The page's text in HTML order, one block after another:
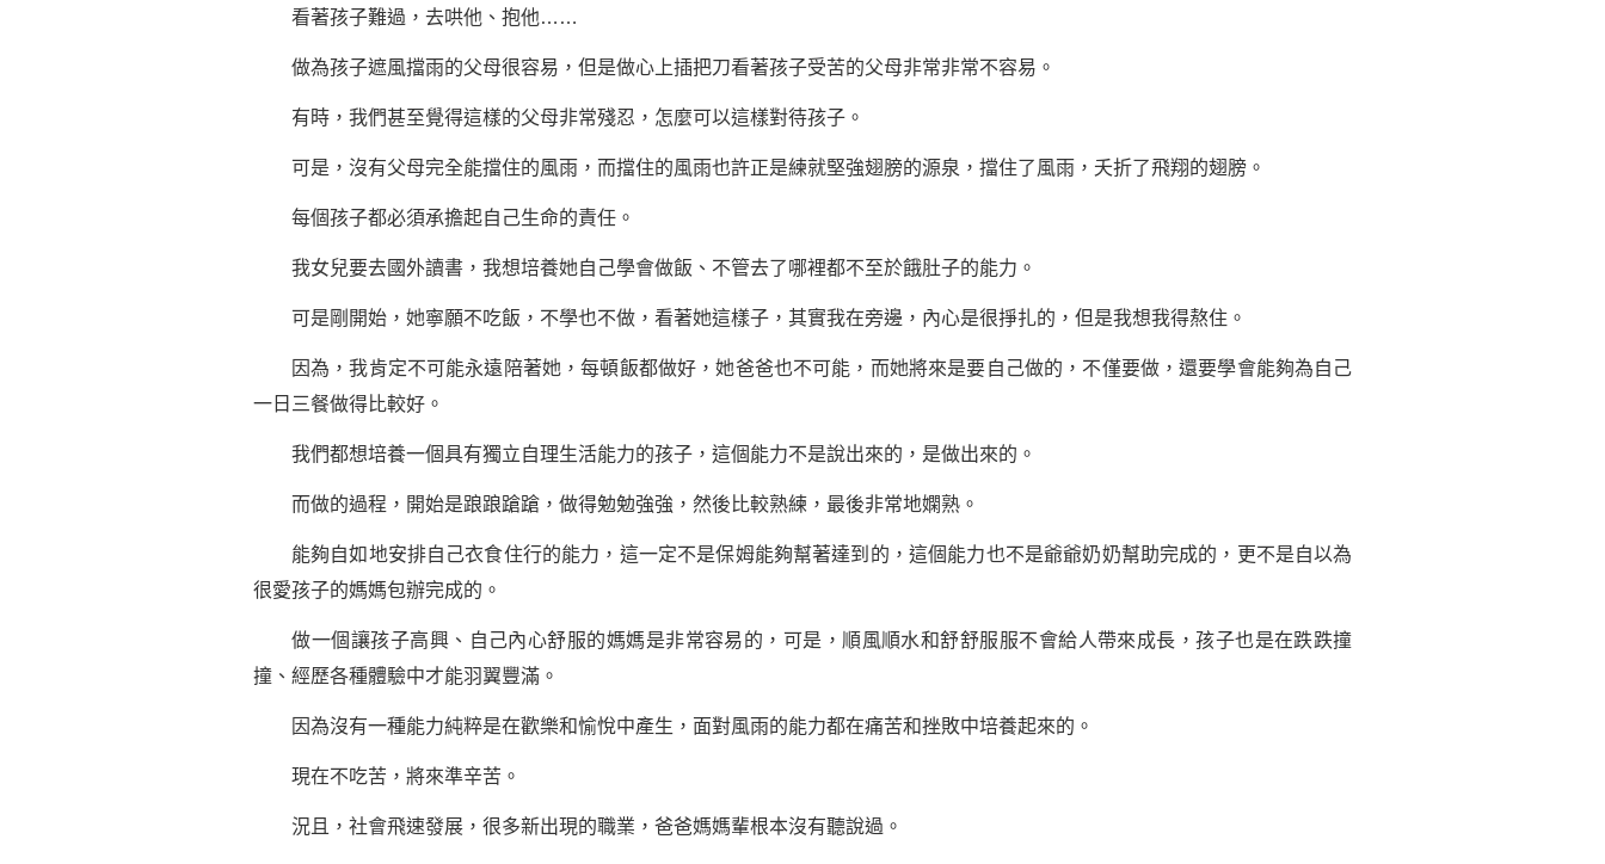
看著孩子難過，去哄他、抱他……
做為孩子遮風擋雨的父母很容易，但是做心上插把刀看著孩子受苦的父母非常非常不容易。
有時，我們甚至覺得這樣的父母非常殘忍，怎麼可以這樣對待孩子。
可是，沒有父母完全能擋住的風雨，而擋住的風雨也許正是練就堅強翅膀的源泉，擋住了風雨，夭折了飛翔的翅膀。
每個孩子都必須承擔起自己生命的責任。
我女兒要去國外讀書，我想培養她自己學會做飯、不管去了哪裡都不至於餓肚子的能力。
可是剛開始，她寧願不吃飯，不學也不做，看著她這樣子，其實我在旁邊，內心是很掙扎的，但是我想我得熬住。
因為，我肯定不可能永遠陪著她，每頓飯都做好，她爸爸也不可能，而她將來是要自己做的，不僅要做，還要學會能夠為自己
一日三餐做得比較好。
我們都想培養一個具有獨立自理生活能力的孩子，這個能力不是說出來的，是做出來的。
而做的過程，開始是踉踉蹌蹌，做得勉勉強強，然後比較熟練，最後非常地嫻熟。
能夠自如地安排自己衣食住行的能力，這一定不是保姆能夠幫著達到的，這個能力也不是爺爺奶奶幫助完成的，更不是自以為
很愛孩子的媽媽包辦完成的。
做一個讓孩子高興、自己內心舒服的媽媽是非常容易的，可是，順風順水和舒舒服服不會給人帶來成長，孩子也是在跌跌撞
撞、經歷各種體驗中才能羽翼豐滿。
因為沒有一種能力純粹是在歡樂和愉悅中產生，面對風雨的能力都在痛苦和挫敗中培養起來的。
現在不吃苦，將來準辛苦。
況且，社會飛速發展，很多新出現的職業，爸爸媽媽輩根本沒有聽說過。